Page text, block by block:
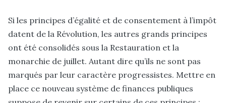
Si les principes d’égalité et de consentement à l’impôt
datent de la Révolution, les autres grands principes
ont été consolidés sous la Restauration et la
monarchie de juillet. Autant dire qu’ils ne sont pas
marqués par leur caractère progressistes. Mettre en
place ce nouveau système de finances publiques